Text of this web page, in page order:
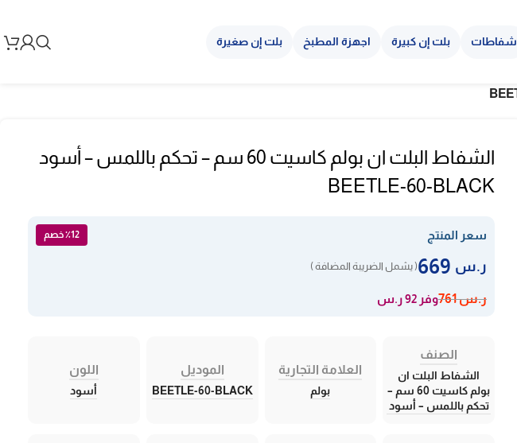
شفاطات بلت إن كبيرة اجهزة المطبخ بلت إن صغيرة
الشفاط البلت ان بولم كاسيت 60 سم – تحكم باللمس – أسود
BEETLE-60-BLACK
سعر المنتج ٪12 خصم
ر.س ( يشمل الضريبة المضافة )
ر.س761 وفر 92 ر.س
الصنف
الشفاط البلت ان
بولم كاسيت 60 سم –
تحكم باللمس – أسود
العلامة التجارية
بولم
الموديل
BEETLE-60-BLACK
اللون
أسود